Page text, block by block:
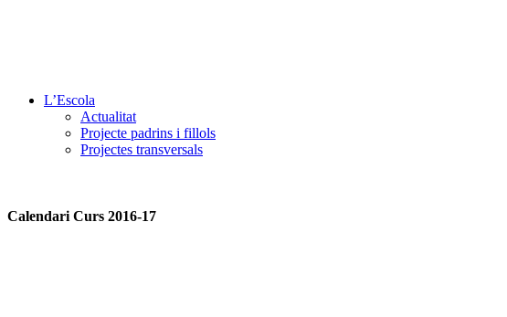
L’Escola
Actualitat
Projecte padrins i fillols
Projectes transversals
Calendari Curs 2016-17